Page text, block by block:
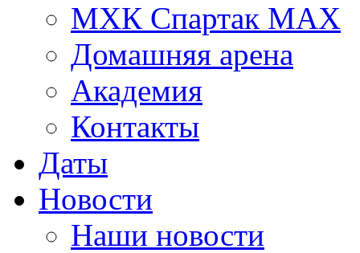
МХК Спартак МАХ
Домашняя арена
Академия
Контакты
Даты
Новости
Наши новости